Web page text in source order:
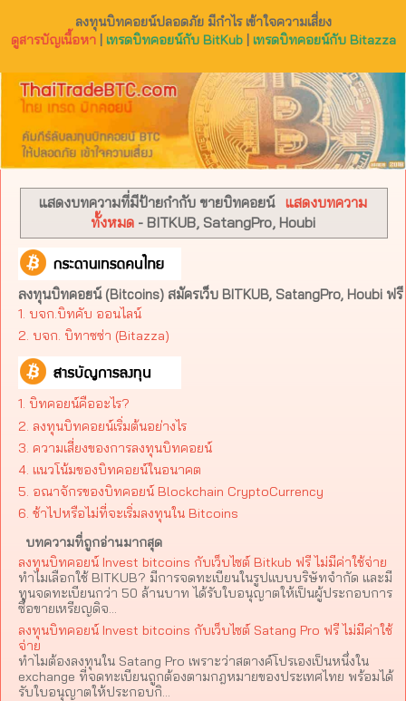
ลงทุนบิทคอยน์ปลอดภัย มีกำไร เข้าใจความเสี่ยง
ดูสารบัญเนื้อหา| เทรดบิทคอยน์กับ BitKub| เทรดบิทคอยน์กับ Bitazza
แสดงบทความที่มีป้ายกำกับ ขายบิทคอยน์ แสดงบทความ
ทั้งหมด - BITKUB, SatangPro, Houbi
ลงทุนบิทคอยน์ (Bitcoins) สมัครเว็บ BITKUB, SatangPro, Houbi ฟรี
1. บจก.บิทคับ ออนไลน์
2. บจก. บิทาซซ่า (Bitazza)​
1. บิทคอยน์คืออะไร?
2. ลงทุนบิทคอยน์เริ่มต้นอย่างไร
3. ความเสี่ยงของการลงทุนบิทคอยน์
4. แนวโน้มของบิทคอยน์ในอนาคต
5. อณาจักรของบิทคอยน์ Blockchain CryptoCurrency
6. ช้าไปหรือไม่ที่จะเริ่มลงทุนใน Bitcoins
บทความที่ถูกอ่านมากสุด
ลงทุนบิทคอยน์ Invest bitcoins กับเว็บไซต์ Bitkub ฟรี ไม่มีค่าใช้จ่าย
ทำไมเลือกใช้ BITKUB? มีการจดทะเบียนในรูปแบบบริษัทจำกัด และมี
ทุนจดทะเบียนกว่า 50 ล้านบาท ได้รับใบอนุญาตให้เป็นผู้ประกอบการ
ซื้อขายเหรียญดิจ...
ลงทุนบิทคอยน์ Invest bitcoins กับเว็บไซต์ Satang Pro ฟรี ไม่มีค่าใช้
จ่าย
ทำไมต้องลงทุนใน Satang Pro เพราะว่าสตางค์โปรเองเป็นหนึ่งใน
exchange ที่จดทะเบียนถูกต้องตามกฎหมายของประเทศไทย พร้อมได้
รับใบอนุญาตให้ประกอบกิ...